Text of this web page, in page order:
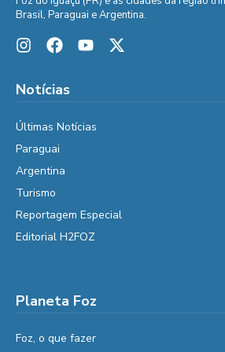
Brasil, Paraguai e Argentina.
Notícias
Últimas Notícias
Paraguai
Argentina
Turismo
Reportagem Especial
Editorial H2FOZ
Planeta Foz
Foz, o que fazer